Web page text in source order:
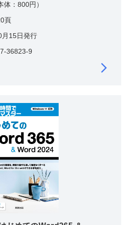
体：800円）
頁
15日発行
36823-9